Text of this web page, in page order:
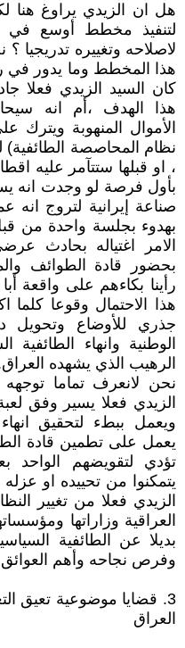
هل ان الزيدي يراوغ
لتنفيذ مخطط أوسع في
لاصلاحه وتغييره تدريجيا
هذا المخطط وما يدور في
كان السيد الزيدي فعلا
هذا الهدف ،أم انه
الأموال المنهوبة ويترك
نظام المحاصصة الطائفية)
، او قبلها ستتآمر عليه
بأول فرصة لو وجدت انه
صناعة إيرانية لتروج انه
بهدوء بجلسة واحدة من
الامر اغتياله بحادث
بحضور قادة الطوائف
رأينا بكاءهم على واقعة
هذا الاحتمال وقوعا كلما
جذري للأوضاع وتحويل
الوطنية وانهاء
الرهيب الذي يشهده
نحن لانعرف تماما
الزيدي فعلا يسير وفق
ويعمل ببطء لتحقيق
يعمل على تطمين قادة
تؤدي لتقويضهم الواحد
يتمكنوا من تحييده او
الزيدي فعلا من تغيير
العراقية وزاراتها
بديلا عن الطائفية
وفرص نجاحه وأهم
3. قضايا موضوعية تعيق
العراق